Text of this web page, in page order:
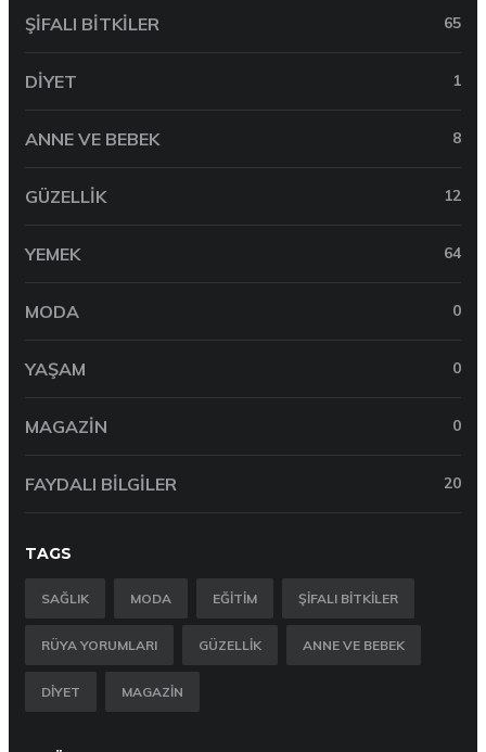
ŞIFALI BITKILER 65
DIYET 1
ANNE VE BEBEK 8
GÜZELLIK 12
YEMEK 64
MODA 0
YAŞAM 0
MAGAZIN 0
FAYDALI BILGILER 20
TAGS
SAĞLIK MODA EĞITIM ŞIFALI BITKILER
RÜYA YORUMLARI GÜZELLIK ANNE VE BEBEK
DIYET MAGAZIN